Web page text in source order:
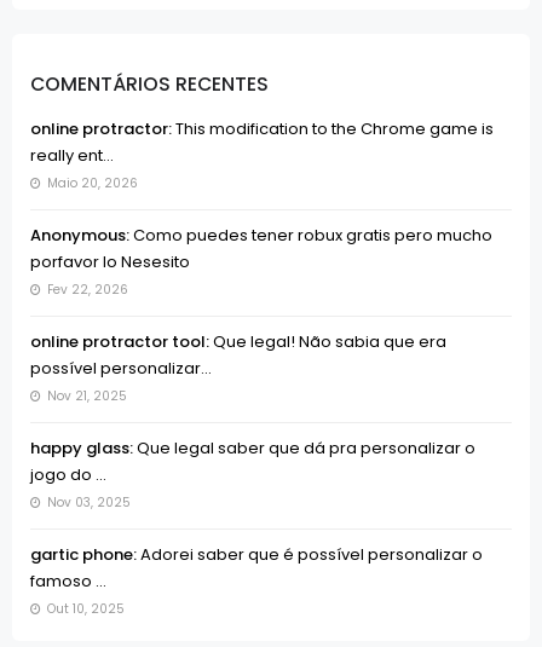
COMENTÁRIOS RECENTES
online protractor:This modification to the Chrome game is
really ent...
Maio 20, 2026
Anonymous:Como puedes tener robux gratis pero mucho
porfavor lo Nesesito
Fev 22, 2026
online protractor tool:Que legal! Não sabia que era
possível personalizar...
Nov 21, 2025
happy glass:Que legal saber que dá pra personalizar o
jogo do ...
Nov 03, 2025
gartic phone:Adorei saber que é possível personalizar o
famoso ...
Out 10, 2025